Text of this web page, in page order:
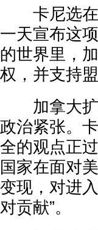
卡尼选在
一天宣布这
的世界里，
权，并支持盟
加拿大扩
政治紧张。
全的观点正
国家在面对
变现，对进
对贡献”。